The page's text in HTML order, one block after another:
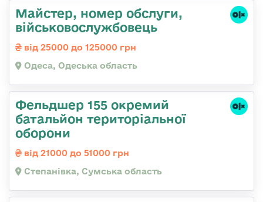
Майстер, номер обслуги,
військовослужбовець
від 25000 до 125000 грн
Одеса, Одеська область
Фельдшер 155 окремий
батальйон територіальної
оборони
від 21000 до 51000 грн
Степанівка, Сумська область